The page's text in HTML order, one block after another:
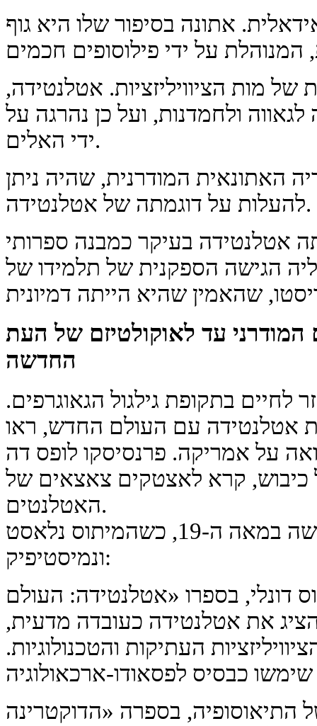
אתונה בסיפור שלו היא גוף
של מות הציוויליזציות. אטלנטידה,
ולחמדנות, ועל כן נהרגה על
ידי האלים.
האתונאית המודרנית, שהיה ניתן
להעלות על דוגמתה של אטלנטידה.
אטלנטידה בעיקר כמבנה ספרותי
הגישה הספקנית של תלמידו של
עד לאוקולטיזם של העת
החדשה
לחיים בתקופת גילגול הגאוגרפים.
אטלנטידה עם העולם החדש, ראו
על אמריקה. פרנסיסקו לופס דה
כיבוש, קרא לאצטקים צאצאים של
האטלנטים.
אולם הפנורמה המפתח התרחשה במאה ה-19, כשהמיתוס נלאסט
ונמיסטיפיק:
דונלי, בספרו «אטלנטידה: העולם
השטפון» (1882), הציג את אטלנטידה כעובדה מדעית,
העתיקות והטכנולוגיות.
התיאוסופיה, בספרה «הדוקטרינה